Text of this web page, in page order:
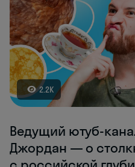
2.2K
Ведущий ютуб-
Джордан — о